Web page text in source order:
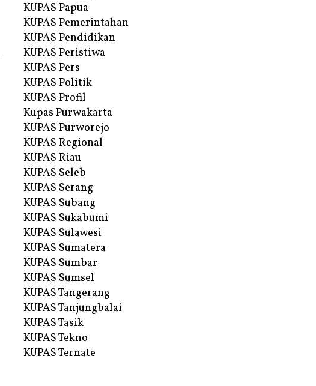
KUPAS Papua
KUPAS Pemerintahan
KUPAS Pendidikan
KUPAS Peristiwa
KUPAS Pers
KUPAS Politik
KUPAS Profil
Kupas Purwakarta
KUPAS Purworejo
KUPAS Regional
KUPAS Riau
KUPAS Seleb
KUPAS Serang
KUPAS Subang
KUPAS Sukabumi
KUPAS Sulawesi
KUPAS Sumatera
KUPAS Sumbar
KUPAS Sumsel
KUPAS Tangerang
KUPAS Tanjungbalai
KUPAS Tasik
KUPAS Tekno
KUPAS Ternate